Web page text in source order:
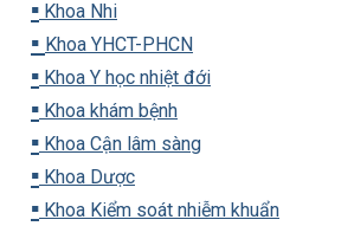
▪️ Khoa Nhi
▪️ Khoa YHCT-PHCN
▪️ Khoa Y học nhiệt đới
▪️ Khoa khám bệnh
▪️ Khoa Cận lâm sàng
▪️ Khoa Dược
▪️ Khoa Kiểm soát nhiễm khuẩn